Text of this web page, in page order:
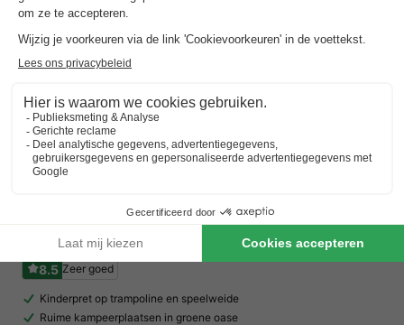
Vodatent Camping De Heerlijkheid Vorenseinde
Noord-brabant, Rucphen (23,4 km van Tholen) Kaart
8.5 Zeer goed
Kinderpret op trampoline en speelweide
Ruime kampeerplaatsen in groene oase